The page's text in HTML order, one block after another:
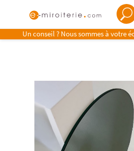
Un conseil ? Nous sommes à votre